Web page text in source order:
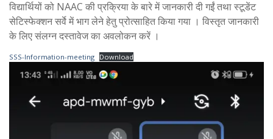
विद्यार्थियों को NAAC की प्रक्रिया के बारे में जानकारी दी गईं तथा स्टूडेंट
सेटिस्फेक्शन सर्वे में भाग लेने हेतु प्रोत्साहित किया गया । विस्तृत जानकारी
के लिए संलग्न दस्तावेज का अवलोकन करें ।
SSS-Information-meeting Download